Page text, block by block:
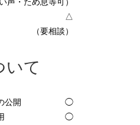
△
（要相談）
て
公開
◯
◯